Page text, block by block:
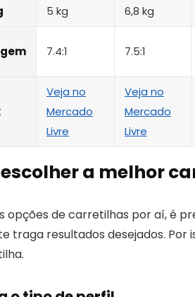
5 kg 6,8 kg
7.4:1 7.5:1
Veja no
Mercado
Livre
Veja no
Mercado
Livre
a melhor
opções de carretilhas por aí, é
traga resultados desejados.